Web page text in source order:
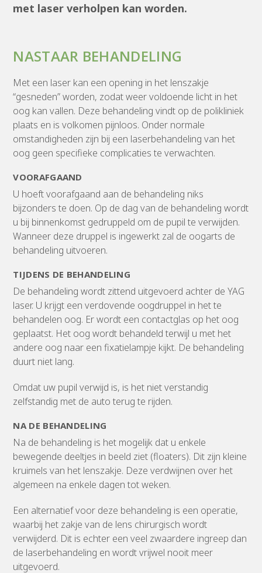
met laser verholpen kan worden.
NASTAAR BEHANDELING
Met een laser kan een opening in het lenszakje
“gesneden” worden, zodat weer voldoende licht in het
oog kan vallen. Deze behandeling vindt op de polikliniek
plaats en is volkomen pijnloos. Onder normale
omstandigheden zijn bij een laserbehandeling van het
oog geen specifieke complicaties te verwachten.
VOORAFGAAND
U hoeft voorafgaand aan de behandeling niks
bijzonders te doen. Op de dag van de behandeling wordt
u bij binnenkomst gedruppeld om de pupil te verwijden.
Wanneer deze druppel is ingewerkt zal de oogarts de
behandeling uitvoeren.
TIJDENS DE BEHANDELING
De behandeling wordt zittend uitgevoerd achter de YAG
laser. U krijgt een verdovende oogdruppel in het te
behandelen oog. Er wordt een contactglas op het oog
geplaatst. Het oog wordt behandeld terwijl u met het
andere oog naar een fixatielampje kijkt. De behandeling
duurt niet lang.
Omdat uw pupil verwijd is, is het niet verstandig
zelfstandig met de auto terug te rijden.
NA DE BEHANDELING
Na de behandeling is het mogelijk dat u enkele
bewegende deeltjes in beeld ziet (floaters). Dit zijn kleine
kruimels van het lenszakje. Deze verdwijnen over het
algemeen na enkele dagen tot weken.
Een alternatief voor deze behandeling is een operatie,
waarbij het zakje van de lens chirurgisch wordt
verwijderd. Dit is echter een veel zwaardere ingreep dan
de laserbehandeling en wordt vrijwel nooit meer
uitgevoerd.